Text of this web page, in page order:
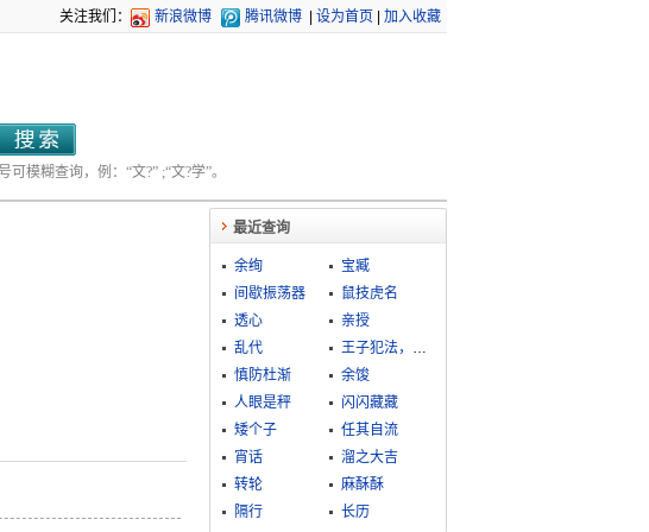
关注我们： 新浪微博 腾讯微博 设为首页 加入收藏
模糊查询，例：“文?” ;“文?学”。
最近查询
余绚
宝臧
间歇振荡器
鼠技虎名
透心
亲授
乱代
王子犯法，与庶民同罪
慎防杜渐
余馂
人眼是秤
闪闪藏藏
矮个子
任其自流
宵话
溜之大吉
转轮
麻酥酥
隔行
长历